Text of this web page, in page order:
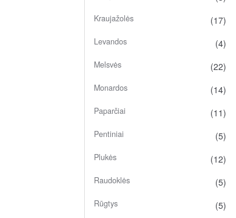
Kraujažolės (17)
Levandos (4)
Melsvės (22)
Monardos (14)
Paparčiai (11)
Pentiniai (5)
Plukės (12)
Raudoklės (5)
Rūgtys (5)